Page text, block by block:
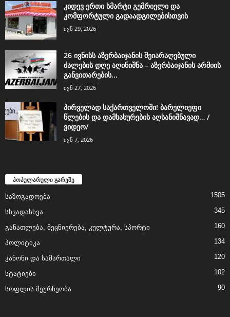
კიდევ ერთი სმარტი გემრიელი და
კომფორტული გადაადგილებისთვის
ივნ 29, 2026
26 ივნისს აზერბაიჯანის შეიარაღებული
ძალების დღე აღინიშნა – აზერბაიჯანის არმიის
განვითარების...
ივნ 27, 2026
პირველად საქართველოში! ბარელიეფი
წლების და დამსახურების აღსანიშნავად… /
ვიდეო/
ივნ 7, 2026
პოპულარული გარეშე
საზოგადოება 1505
სხვადასხვა 345
განათლება, მეცნიერება, კულტურა, სპორტი 160
პოლიტიკა 134
კანონი და სამართალი 120
სტატიები 102
სოფლის მეურნეობა 90